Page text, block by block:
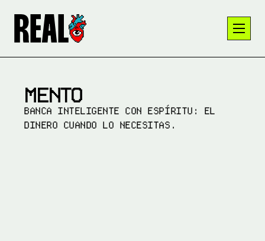
MENTO
BANCA INTELIGENTE CON ESPÍRITU: EL
DINERO CUANDO LO NECESITAS.